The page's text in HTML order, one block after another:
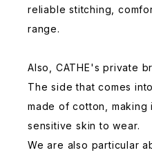
reliable stitching,
range.
Also, CATHE's private
The side that comes
made of cotton,
sensitive skin to wear.
We are also particular